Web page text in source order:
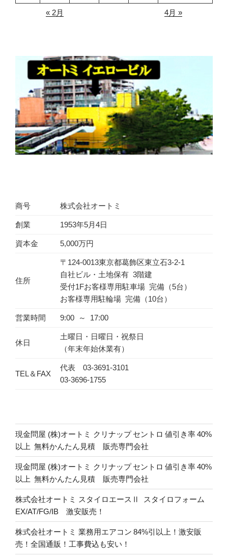
« 2月
4月 »
商号 株式会社オートミ
創業 1953年5月4日
資本金 5,000万円
住所
〒124-0013東京都葛飾区東立石3-2-1
自社ビル・土地保有 3階建
受付1Fお客様専用駐車場 完備（5台）
お客様専用駐輪場 完備（10台）
営業時間 9:00 ～ 17:00
休日
土曜日・日曜日・祝祭日
（年末年始休業有）
TEL＆FAX
代表 03-3691-3101
03-3696-1755
現金問屋 (株)オートミ クリナップ セントロ 値引き率 40%
以上 無料かんたん見積 販売専門会社
現金問屋 (株)オートミ クリナップ セントロ 値引き率 40%
以上 無料かんたん見積 販売専門会社
株式会社オートミ スタイロエースⅡ スタイロフォーム
EX/AT/FG/IB 激安販売！
株式会社オートミ 業務用エアコン 84%引以上！激安販
売！全国通販！工事費込も安い！